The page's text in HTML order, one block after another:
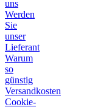
uns
Werden
Sie
unser
Lieferant
Warum
so
günstig
Versandkosten
Cookie-